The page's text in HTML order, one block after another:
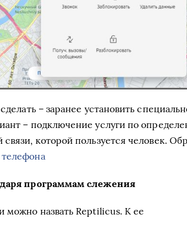
– заранее установить
– подключение услуги по
которой пользуется человек.
программам слежения
можно назвать Reptilicus. К ее